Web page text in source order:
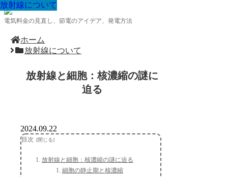
電気料金の見直し、節電のアイデア、発電方法
ホーム
放射線について
放射線と細胞：核濃縮の謎に
迫る
放射線について
2024.09.22
目次
放射線と細胞：核濃縮の謎に迫る
細胞の静止期と核濃縮
放射線について
放射線について
放射線について
放射線について
放射線について
放射線について
放射線について
放射線について